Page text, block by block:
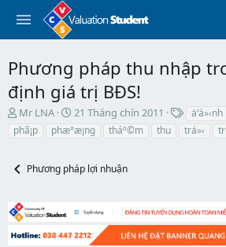
Phương pháp thu nhập
định giá trị BĐS!
T
h
a
t
a
r
Mr LNA
N
g
b
đ
u
21 Tháng chín 2011
h
ä‘á»‹nh
phã¡p
phæ°æ¡ng tháº©m thu trá»‹
Phương pháp lợi nhuận